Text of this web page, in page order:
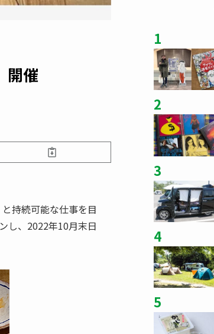
開催
持続可能な仕事を目
し、2022年10月末日
1
2
3
4
5